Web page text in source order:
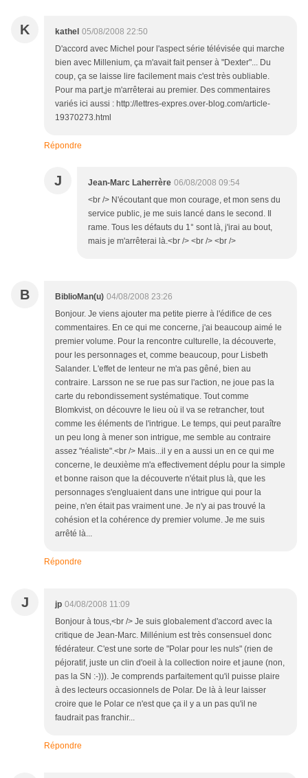
K kathel 05/08/2008 22:50
D'accord avec Michel pour l'aspect série télévisée qui marche
bien avec Millenium, ça m'avait fait penser à "Dexter"... Du
coup, ça se laisse lire facilement mais c'est très oubliable.
Pour ma part,je m'arrêterai au premier. Des commentaires
variés ici aussi : http://lettres-expres.over-blog.com/article-
19370273.html
Répondre
J Jean-Marc Laherrère 06/08/2008 09:54
<br /> N'écoutant que mon courage, et mon sens du
service public, je me suis lancé dans le second. Il
rame. Tous les défauts du 1° sont là, j'irai au bout,
mais je m'arrêterai là.<br /> <br /> <br />
B BiblioMan(u) 04/08/2008 23:26
Bonjour. Je viens ajouter ma petite pierre à l'édifice de ces
commentaires. En ce qui me concerne, j'ai beaucoup aimé le
premier volume. Pour la rencontre culturelle, la découverte,
pour les personnages et, comme beaucoup, pour Lisbeth
Salander. L'effet de lenteur ne m'a pas gêné, bien au
contraire. Larsson ne se rue pas sur l'action, ne joue pas la
carte du rebondissement systématique. Tout comme
Blomkvist, on découvre le lieu où il va se retrancher, tout
comme les éléments de l'intrigue. Le temps, qui peut paraître
un peu long à mener son intrigue, me semble au contraire
assez "réaliste".<br /> Mais...il y en a aussi un en ce qui me
concerne, le deuxième m'a effectivement déplu pour la simple
et bonne raison que la découverte n'était plus là, que les
personnages s'engluaient dans une intrigue qui pour la
peine, n'en était pas vraiment une. Je n'y ai pas trouvé la
cohésion et la cohérence dy premier volume. Je me suis
arrêté là...
Répondre
J jp 04/08/2008 11:09
Bonjour à tous,<br /> Je suis globalement d'accord avec la
critique de Jean-Marc. Millénium est très consensuel donc
fédérateur. C'est une sorte de "Polar pour les nuls" (rien de
péjoratif, juste un clin d'oeil à la collection noire et jaune (non,
pas la SN :-))). Je comprends parfaitement qu'il puisse plaire
à des lecteurs occasionnels de Polar. De là à leur laisser
croire que le Polar ce n'est que ça il y a un pas qu'il ne
faudrait pas franchir...
Répondre